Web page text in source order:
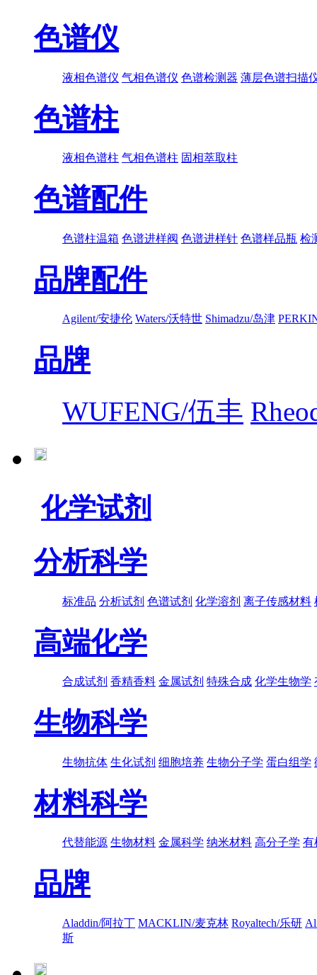
色谱仪
液相色谱仪 气相色谱仪 色谱检测器 薄层色谱扫描
色谱柱
液相色谱柱 气相色谱柱 固相萃取柱
色谱配件
色谱柱温箱 色谱进样阀 色谱进样针 色谱样品瓶 检
品牌配件
Agilent/安捷伦 Waters/沃特世 Shimadzu/岛津
品牌
WUFENG/伍丰
化学试剂
分析科学
标准品 分析试剂 色谱试剂 化学溶剂 离子传感材料
高端化学
合成试剂 香精香料 金属试剂 特殊合成 化学生物学
生物科学
生物抗体 生化试剂 细胞培养 生物分子学 蛋白组学
材料科学
代替能源 生物材料 金属科学 纳米材料 高分子学 有
品牌
Aladdin/阿拉丁 MACKLIN/麦克林 Royaltech/乐研
斯